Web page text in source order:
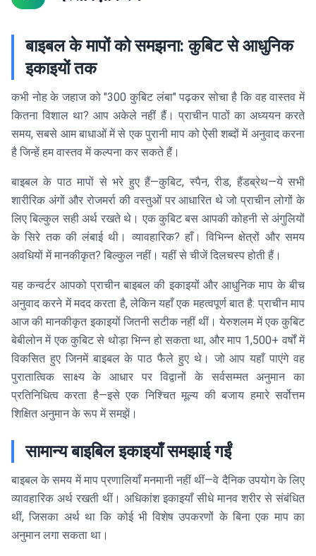
बाइबल के मापों को समझना: कुबिट से आधुनिक
इकाइयों तक
कभी नोह के जहाज को "300 कुबिट लंबा" पढ़कर सोचा है कि वह वास्तव में
कितना विशाल था? आप अकेले नहीं हैं। प्राचीन पाठों का अध्ययन करते
समय, सबसे आम बाधाओं में से एक पुरानी माप को ऐसी शब्दों में अनुवाद करना
है जिन्हें हम वास्तव में कल्पना कर सकते हैं।
बाइबल के पाठ मापों से भरे हुए हैं—कुबिट, स्पैन, रीड, हैंडब्रेथ—ये सभी
शारीरिक अंगों और रोजमर्रा की वस्तुओं पर आधारित थे जो प्राचीन लोगों के
लिए बिल्कुल सही अर्थ रखते थे। एक कुबिट बस आपकी कोहनी से अंगुलियों
के सिरे तक की लंबाई थी। व्यावहारिक? हाँ। विभिन्न क्षेत्रों और समय
अवधियों में मानकीकृत? बिल्कुल नहीं। यहीं से चीजें दिलचस्प होती हैं।
यह कन्वर्टर आपको प्राचीन बाइबल की इकाइयों और आधुनिक माप के बीच
अनुवाद करने में मदद करता है, लेकिन यहाँ एक महत्वपूर्ण बात है: प्राचीन माप
आज की मानकीकृत इकाइयों जितनी सटीक नहीं थीं। येरुशलम में एक कुबिट
बेबीलोन में एक कुबिट से थोड़ा भिन्न हो सकता था, और माप 1,500+ वर्षों में
विकसित हुए जिनमें बाइबल के पाठ फैले हुए थे। जो आप यहाँ पाएंगे वह
पुरातात्विक साक्ष्य के आधार पर विद्वानों के सर्वसम्मत अनुमान का
प्रतिनिधित्व करता है—इसे एक निश्चित मूल्य की बजाय हमारे सर्वोत्तम
शिक्षित अनुमान के रूप में समझें।
सामान्य बाइबिल इकाइयाँ समझाई गईं
बाइबल के समय में माप प्रणालियाँ मनमानी नहीं थीं—वे दैनिक उपयोग के लिए
व्यावहारिक अर्थ रखती थीं। अधिकांश इकाइयाँ सीधे मानव शरीर से संबंधित
थीं, जिसका अर्थ था कि कोई भी विशेष उपकरणों के बिना एक माप का
अनुमान लगा सकता था।